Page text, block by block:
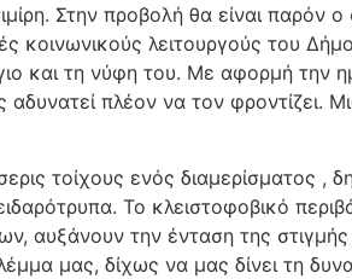
Στην προβολή θα είναι παρόν
κοινωνικούς λειτουργούς του
και τη νύφη του. Με αφορµή την
πλέον να τον φροντίζει.
τοίχους ενός διαµερίσµατος ,
Το κλειστοφοβικό
αυξάνουν την ένταση της στιγµής
µας, δίχως να µας δίνει τη